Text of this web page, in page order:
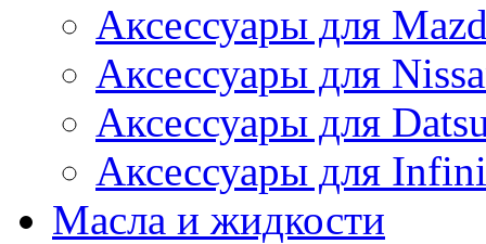
Аксессуары для
Аксессуары для
Аксессуары для
Аксессуары для
Масла и жидкости